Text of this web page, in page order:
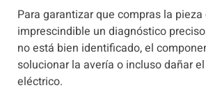
Para garantizar que compras la pieza
imprescindible un diagnóstico
no está bien identificado, el
solucionar la avería o incluso dañar
eléctrico.